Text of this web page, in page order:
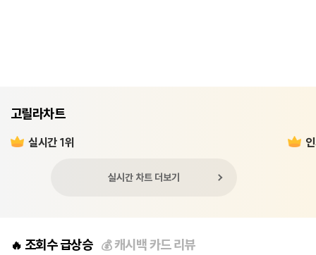
고릴라차트
실시간 1위
실시간 차트 더보기
🔥 조회수 급상승 💰캐시백 카드 리뷰